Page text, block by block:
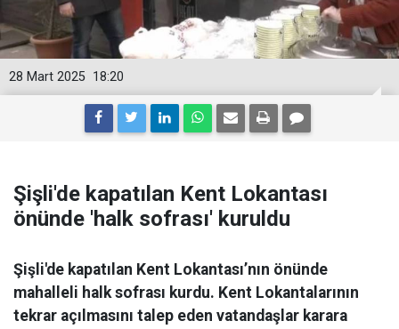
18:20
28 Mart 2025
Şişli'de kapatılan Kent Lokantası
önünde 'halk sofrası' kuruldu
Şişli'de kapatılan Kent Lokantası’nın önünde
mahalleli halk sofrası kurdu. Kent Lokantalarının
tekrar açılmasını talep eden vatandaşlar karara